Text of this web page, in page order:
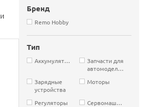
Бренд
Remo Hobby
Тип
Аккумуляторы
Запчасти для
автомоделей
Зарядные
устройства
Моторы
Регуляторы Сервомашинки